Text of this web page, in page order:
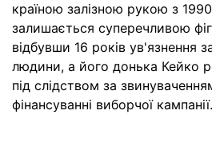
країною залізною рукою з
залишається суперечливою
відбувши 16 років ув'язнення
людини, а його донька Кейко
під слідством за
фінансуванні виборчої кампанії.